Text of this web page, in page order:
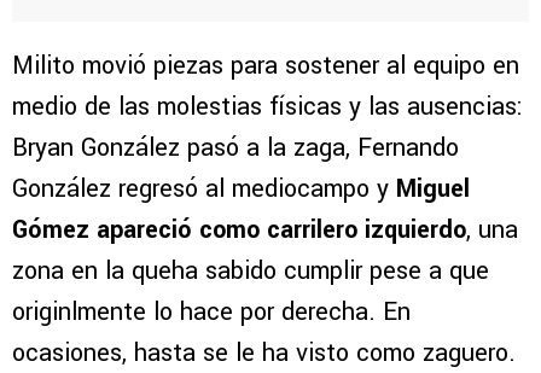
Milito movió piezas para sostener al equipo en
medio de las molestias físicas y las ausencias:
Bryan González pasó a la zaga, Fernando
González regresó al mediocampo y Miguel
Gómez apareció como carrilero izquierdo, una
zona en la queha sabido cumplir pese a que
originlmente lo hace por derecha. En
ocasiones, hasta se le ha visto como zaguero.